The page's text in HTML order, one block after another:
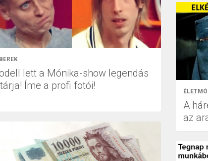
lett a Mónika-show legendás
Íme a profi fotói!
A
az